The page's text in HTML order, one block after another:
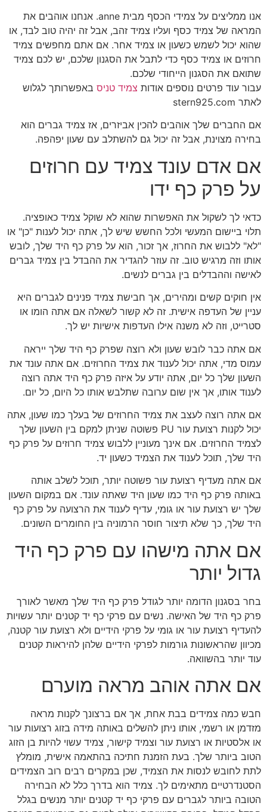
אנו ממליצים על צמידי הכסף מבית anne. אנחנו אוהבים את
המראה של צמיד כסף ועליו צמיד זהב, אבל זה יהיה טוב לבד, או
שהוא יכול לשמש כשעון או צמיד אחר. אם אתם מחפשים צמיד
חרוזים או צמיד כסף כדי לתבל את הסגנון שלכם, יש לכם צמיד
שתואם את הסגנון הייחודי שלכם.
עבור עוד פרטים נוספים אודות צמיד טניס באפשרותך לגלוש
לאתר stern925.com
אם החברים שלך אוהבים להכין אביזרים, אז צמיד גברים הוא
בחירה מצוינת, אבל זה יכול גם להשתלב עם שעון יפהפה.
אם אדם עונד צמיד עם חרוזים
על פרק כף ידו
כדאי לך לשקול את האפשרות שהוא לא שוקל צמיד כאופציה.
תלוי ביישום המעשי ולכל החשש שיש לך, אתה יכול לענות "כן" או
"לא" ללבוש את החרוז, אך זכור, הוא על פרק כף היד שלך, לובש
אותו וזה מרגיש טוב. זה עוזר להגדיר את ההבדל בין צמיד גברים
לאישה וההבדלים בין גברים לנשים.
אין חוקים קשים ומהירים, אך חבישת צמיד פנינים לגברים היא
עניין של העדפה אישית. זה לא קשור לשאלה אם אתה הומו או
סטרייט, וזה לא משנה אילו העדפות אישיות יש לך.
אם אתה כבר לובש שעון ולא רוצה שפרק כף היד שלך ייראה
עמוס מדי, אתה יכול לענוד את צמיד החרוזים. אם אתה עונד את
השעון שלך כל יום, אתה יודע על איזה פרק כף היד אתה רוצה
לענוד אותו, אך אין שום ערובה שתלבש אותו כל היום, כל יום.
אם אתה רוצה לעצב את צמיד החרוזים של בעלך כמו שעון, אתה
יכול לקנות רצועת עור PU פשוטה שניתן למקם בין השעון שלך
לצמיד החרוזים. אם אינך מעוניין ללבוש צמיד חרוזים על פרק כף
היד שלך, תוכל לענוד את הצמיד כשעון יד.
אם אתה מעדיף רצועת עור פשוטה יותר, תוכל לשלב אותה
באותה פרק כף היד כמו שעון היד שאתה עונד. אם במקום השעון
שלך יש רצועת עור או גומי, עדיף לענוד את הרצועה על פרק כף
היד שלך, כך שלא תיצור חוסר הרמוניה בין החומרים השונים.
אם אתה מישהו עם פרק כף היד
גדול יותר
בחר בסגנון הדומה יותר לגודל פרק כף היד שלך מאשר לאורך
פרק כף היד של האישה. נשים עם פרקי כף יד קטנים יותר עשויות
להעדיף רצועת עור או גומי על פרקי הידיים ולא רצועת עור קטנה,
מכיוון שהראשונות גורמות לפרקי הידיים שלהן להיראות קטנים
עוד יותר בהשוואה.
אם אתה אוהב מראה מוערם
חבש כמה צמידים בבת אחת, אך אם ברצונך לקנות מראה
מזדמן או רשמי, אותו ניתן להשלים באותה מידה בזוג רצועות עור
או אלסטיות או רצועת עור וצמיד קישור, צמיד עשוי להיות בן הזוג
הטוב ביותר שלך. בעת הזמנת חתיכה בהתאמה אישית, מומלץ
לתת לחובש לנסות את הצמיד, שכן במקרים רבים רוב הצמידים
הסטנדרטיים מתאימים לך. צמיד הוא בדרך כלל לא הבחירה
הטובה ביותר לגברים עם פרקי כף יד קטנים יותר מנשים בגלל